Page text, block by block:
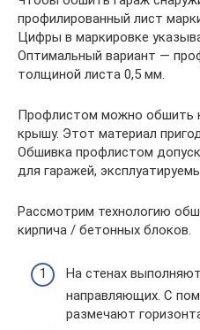
профилированный лист
Цифры в маркировке
Оптимальный вариант —
толщиной листа 0,5 мм.
Профлистом можно обшить
крышу. Этот материал
Обшивка профлистом
для гаражей,
Рассмотрим технологию
кирпича / бетонных блоков.
На стенах
направляющих. С
размечают